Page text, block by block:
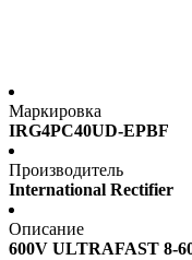
Маркировка
IRG4PC40UD-EPBF
Производитель
International Rectifier
Описание
600V ULTRAFAST 8-